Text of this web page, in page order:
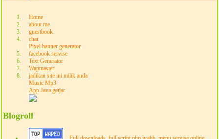
Home
about me
guestbook
chat
Pixel banner generator
facebook servise
Text Generator
Wapmaster
jadikan site ini milik anda
Music Mp3
App Java getjar
Blogroll